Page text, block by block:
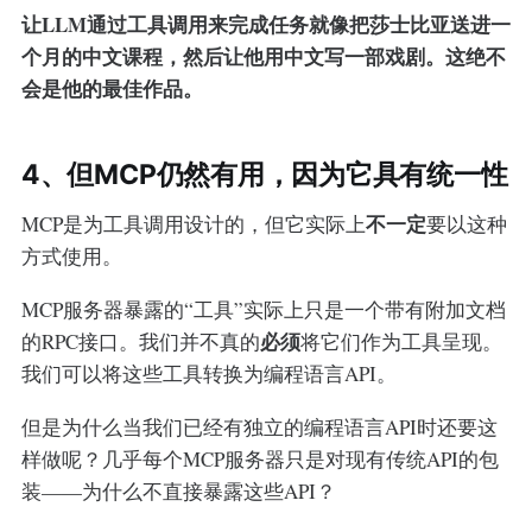
让LLM通过工具调用来完成任务就像把莎士比亚送进一
个月的中文课程，然后让他用中文写一部戏剧。这绝不
会是他的最佳作品。
4、但MCP仍然有用，因为它具有统一性
MCP是为工具调用设计的，但它实际上不一定要以这种
方式使用。
MCP服务器暴露的“工具”实际上只是一个带有附加文档
的RPC接口。我们并不真的必须将它们作为工具呈现。
我们可以将这些工具转换为编程语言API。
但是为什么当我们已经有独立的编程语言API时还要这
样做呢？几乎每个MCP服务器只是对现有传统API的包
装——为什么不直接暴露这些API？